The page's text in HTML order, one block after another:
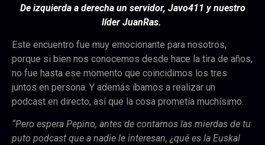
De izquierda a derecha un servidor, Javo411 y nuestro
líder JuanRas.
Este encuentro fue muy emocionante para nosotros,
porque si bien nos conocemos desde hace la tira de años,
no fue hasta ese momento que coincidimos los tres
juntos en persona. Y además íbamos a realizar un
podcast en directo, así que la cosa prometía muchísimo.
“Pero espera Pepino, antes de contarnos las mierdas de tu
puto podcast que a nadie le interesan, ¿qué es la Euskal